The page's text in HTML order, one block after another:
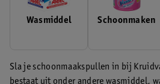
Wasmiddel Schoonmaken
Sla je schoonmaakspullen in bij
bestaat uit onder andere wasmiddel,